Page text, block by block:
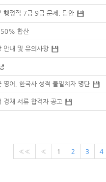
정직 7급 9급 문제, 답안
50% 합산
안내 및 유의사항
어, 한국사 성적 불일치자 명단
경채 서류 합격자 공고
«« « 1 2 3 4